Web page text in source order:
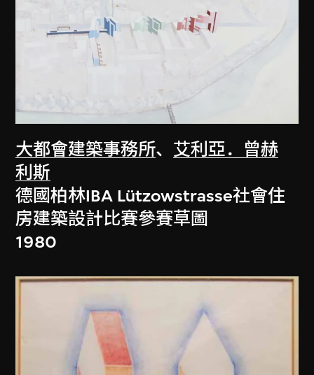
大都會建築事務所、 艾利亞．曾赫
利斯
德國柏林IBA Lützowstrasse社會住
房建築設計比賽參賽草圖
1980